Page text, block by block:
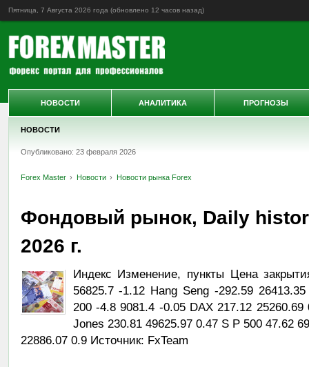
Пятница, 7 Августа 2026 года (обновлено 12 часов назад)
НОВОСТИ
Опубликовано: 23 февраля 2026
Forex Master Новости Новости рынка Forex
Фондовый рынок, Daily
2026 г.
Индекс Изменение, пункты Цена
56825.7 -1.12 Hang Seng -292.59
200 -4.8 9081.4 -0.05 DAX 217.12
Jones 230.81 49625.97 0.47 S P 500 47.62
22886.07 0.9 Источник: FxTeam
НОВОСТИ АНАЛИТИКА ПРОГНОЗЫ